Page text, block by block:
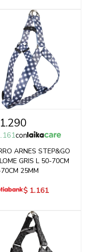
1.290
con
ARNES STEP&GO
GRIS L 50-70CM
25MM
$ 1.161